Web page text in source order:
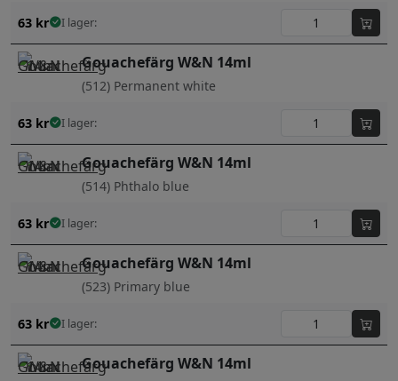
63 kr I lager:
Gouachefärg W&N 14ml
(512) Permanent white
63 kr I lager:
Gouachefärg W&N 14ml
(514) Phthalo blue
63 kr I lager:
Gouachefärg W&N 14ml
(523) Primary blue
63 kr I lager:
Gouachefärg W&N 14ml